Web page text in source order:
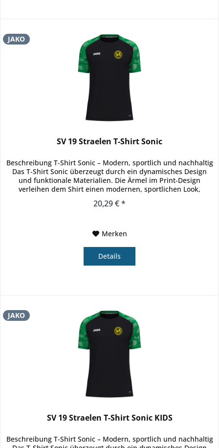
JAKO
SV 19 Straelen T-Shirt Sonic
Beschreibung T-Shirt Sonic – Modern, sportlich und nachhaltig
Das T-Shirt Sonic überzeugt durch ein dynamisches Design
und funktionale Materialien. Die Ärmel im Print-Design
verleihen dem Shirt einen modernen, sportlichen Look,
20,29 € *
Merken
Details
JAKO
SV 19 Straelen T-Shirt Sonic KIDS
Beschreibung T-Shirt Sonic – Modern, sportlich und nachhaltig